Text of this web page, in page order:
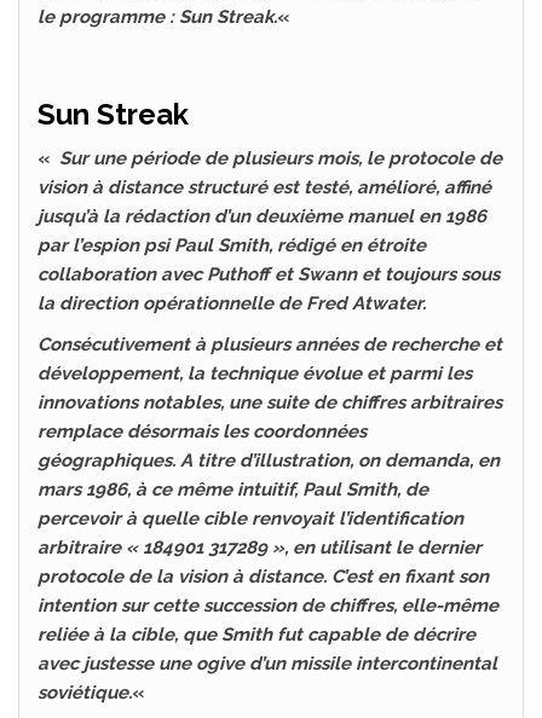
le programme : Sun Streak.«
Sun Streak
« Sur une période de plusieurs mois, le protocole de
vision à distance structuré est testé, amélioré, affiné
jusqu’à la rédaction d’un deuxième manuel en 1986
par l’espion psi Paul Smith, rédigé en étroite
collaboration avec Puthoff et Swann et toujours sous
la direction opérationnelle de Fred Atwater.
Consécutivement à plusieurs années de recherche et
développement, la technique évolue et parmi les
innovations notables, une suite de chiffres arbitraires
remplace désormais les coordonnées
géographiques. A titre d’illustration, on demanda, en
mars 1986, à ce même intuitif, Paul Smith, de
percevoir à quelle cible renvoyait l’identification
arbitraire « 184901 317289 », en utilisant le dernier
protocole de la vision à distance. C’est en fixant son
intention sur cette succession de chiffres, elle-même
reliée à la cible, que Smith fut capable de décrire
avec justesse une ogive d’un missile intercontinental
soviétique.«